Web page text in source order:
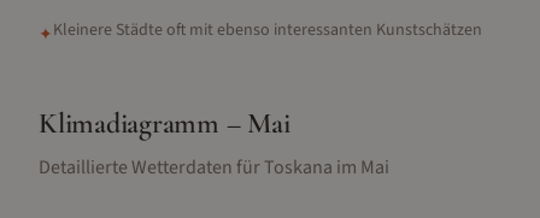
✦Kleinere Städte oft mit ebenso interessanten Kunstschätzen
Klimadiagramm – Mai
Detaillierte Wetterdaten fürToskana im Mai